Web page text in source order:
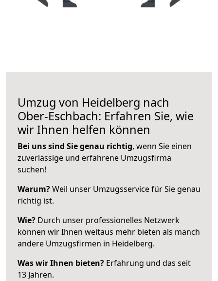
Umzug von Heidelberg nach
Ober-Eschbach: Erfahren Sie, wie
wir Ihnen helfen können
Bei uns sind Sie genau richtig, wenn Sie einen
zuverlässige und erfahrene Umzugsfirma
suchen!
Warum?Weil unser Umzugsservice für Sie genau
richtig ist.
Wie? Durch unser professionelles Netzwerk
können wir Ihnen weitaus mehr bieten als manch
andere Umzugsfirmen in Heidelberg.
Was wir Ihnen bieten? Erfahrung und das seit
13 Jahren.